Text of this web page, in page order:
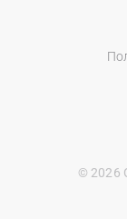
© 2026